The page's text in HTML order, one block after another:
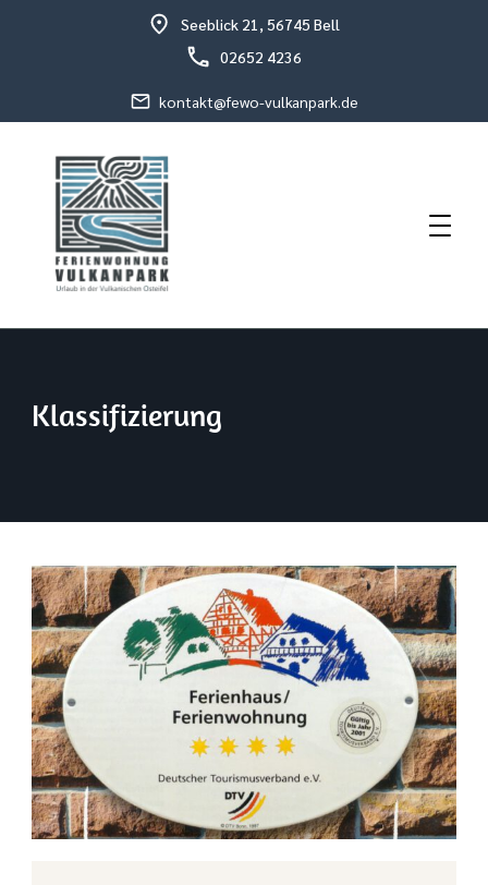
Seeblick 21, 56745 Bell
02652 4236
kontakt@fewo-vulkanpark.de
Fewo Vulkanpark
Klassifizierung